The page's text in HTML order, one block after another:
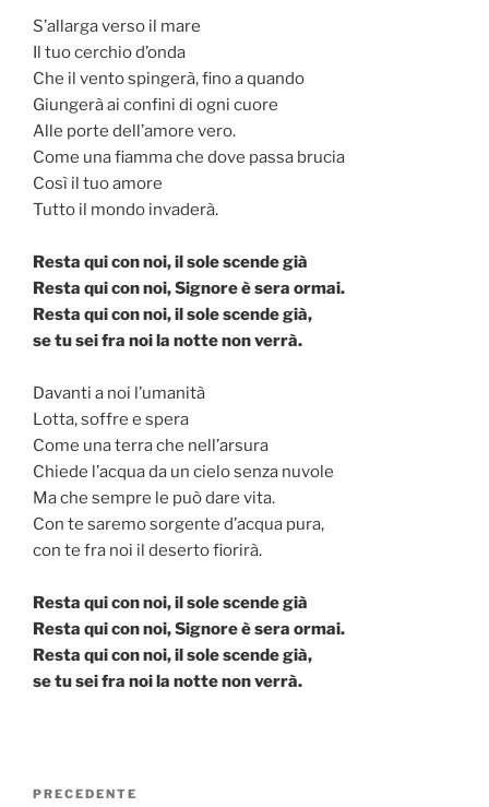
S’allarga verso il mare
Il tuo cerchio d’onda
Che il vento spingerà, fino a quando
Giungerà ai confini di ogni cuore
Alle porte dell’amore vero.
Come una fiamma che dove passa brucia
Così il tuo amore
Tutto il mondo invaderà.
Resta qui con noi, il sole scende già
Resta qui con noi, Signore è sera ormai.
Resta qui con noi, il sole scende già,
se tu sei fra noi la notte non verrà.
Davanti a noi l’umanità
Lotta, soffre e spera
Come una terra che nell’arsura
Chiede l’acqua da un cielo senza nuvole
Ma che sempre le può dare vita.
Con te saremo sorgente d’acqua pura,
con te fra noi il deserto fiorirà.
Resta qui con noi, il sole scende già
Resta qui con noi, Signore è sera ormai.
Resta qui con noi, il sole scende già,
se tu sei fra noi la notte non verrà.
Navigazione
Articolo
PRECEDENTE